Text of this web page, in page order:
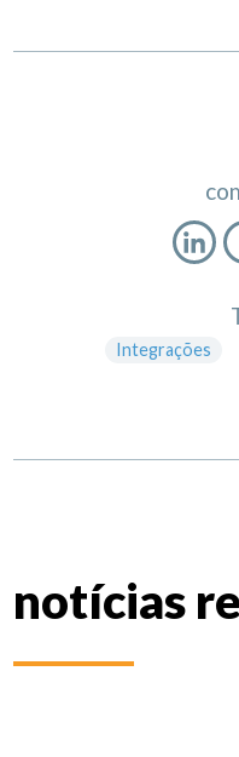
Integrações
notícias